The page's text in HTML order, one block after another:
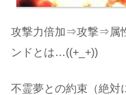
攻撃力倍加⇒攻撃⇒属
ンドとは…((+_+))
不霊夢との約束（絶対